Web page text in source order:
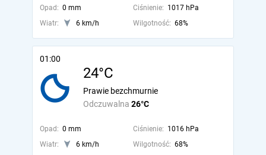
Opad: 0 mm Ciśnienie: 1017 hPa
Wiatr:
6 km/h Wilgotność: 68%
01:00
24°C
Odczuwalna 26°C
Prawie bezchmurnie
Opad: 0 mm Ciśnienie: 1016 hPa
Wiatr:
6 km/h Wilgotność: 68%